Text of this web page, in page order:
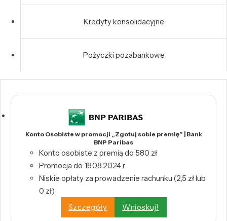
Kredyty konsolidacyjne
Pożyczki pozabankowe
Konto Osobiste w promocji „Zgotuj sobie premię” | Bank
BNP Paribas
Konto osobiste z premią do 580 zł
Promocja do 18.08.2024 r.
Niskie opłaty za prowadzenie rachunku (2,5 zł lub
0 zł)
Szczegóły
Wnioskuj!